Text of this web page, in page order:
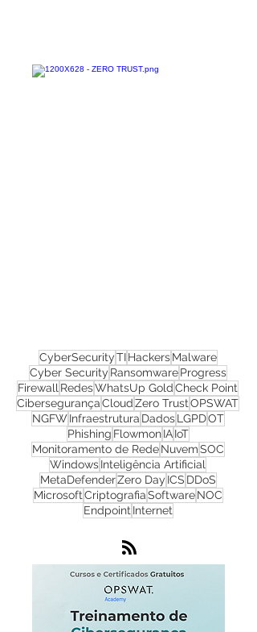
CyberSecurityTIHackersMalware
Cyber SecurityRansomwareProgress
FirewallRedesWhatsUp GoldCheck Point
CibersegurançaCloudZero TrustOPSWAT
NGFWInfraestruturaDadosLGPDOT
PhishingFlowmonIAIoT
Monitoramento de RedeNuvemSOC
WindowsInteligência Artificial
MetaDefenderZero DayICS
EndpointInternet